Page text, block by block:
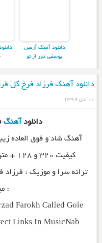
دانلود آهنگ آرمین
یوسفی دور از تو
دانلود آهنگ فرزاد فرخ گل
۱۰ دی ۱۳۹۹
دانلود آهنگ
آهنگ شاد و فوق العاده
کیفیت ۳۲۰ و ۱۲۸ + متن ترانه از رسانه ی
ترانه سرا و موزیک :
:
Farokh Called Gole
Links In MusicNab